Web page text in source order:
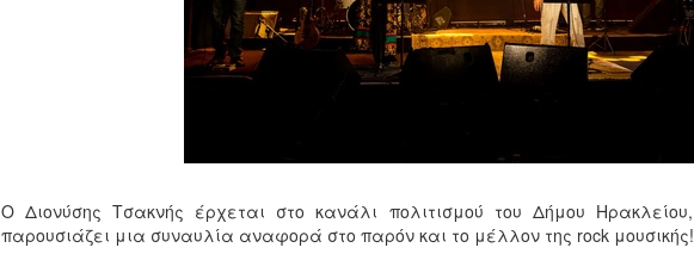
Ο Διονύσης Τσακνής έρχεται στο κανάλι πολιτισμού του Δήμου Ηρακλείου,
παρουσιάζει μια συναυλία αναφορά στο παρόν και το μέλλον της rock μουσικής!